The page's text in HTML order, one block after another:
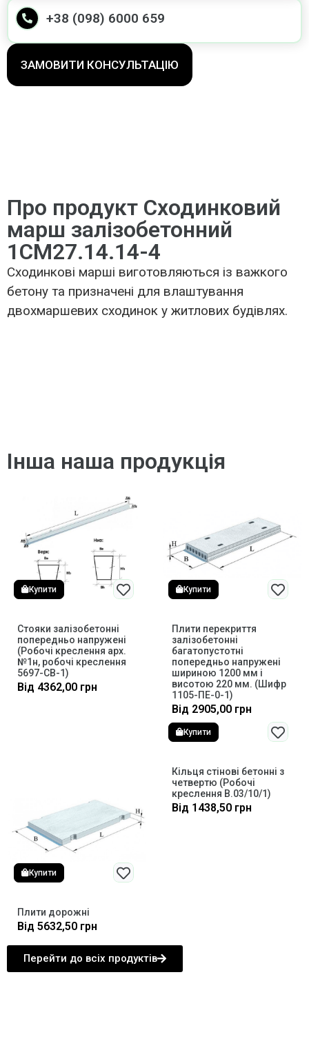
+38 (098) 6000 659
ЗАМОВИТИ КОНСУЛЬТАЦІЮ
Про продукт Сходинковий
марш залізобетонний
1СМ27.14.14-4
Сходинкові марші виготовляються із важкого
бетону та призначені для влаштування
двохмаршевих сходинок у житлових будівлях.
Інша наша продукція
Купити
Стояки залізобетонні
попередньо напружені
(Робочі креслення арх.
№1н, робочі креслення
5697-СВ-1)
Від 4362,00 грн
Купити
Плити перекриття
залізобетонні
багатопустотні
попередньо напружені
шириною 1200 мм і
висотою 220 мм. (Шифр
1105-ПЕ-0-1)
Від 2905,00 грн
Купити
Плити дорожні
Від 5632,50 грн
Купити
Кільця стінові бетонні з
четвертю (Робочі
креслення В.03/10/1)
Від 1438,50 грн
Перейти до всіх продуктів